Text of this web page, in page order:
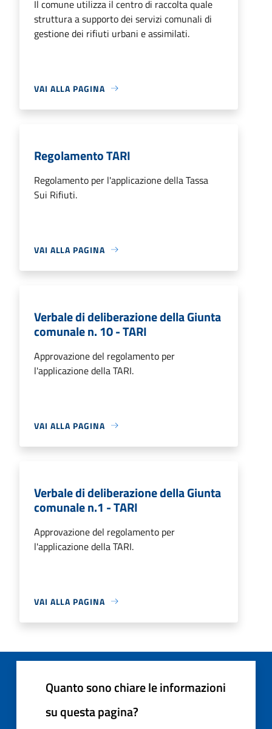
Il comune utilizza il centro di raccolta quale
struttura a supporto dei servizi comunali di
gestione dei rifiuti urbani e assimilati.
VAI ALLA PAGINA
Regolamento TARI
Regolamento per l'applicazione della Tassa
Sui Rifiuti.
VAI ALLA PAGINA
Verbale di deliberazione della Giunta
comunale n. 10 - TARI
Approvazione del regolamento per
l'applicazione della TARI.
VAI ALLA PAGINA
Verbale di deliberazione della Giunta
comunale n.1 - TARI
Approvazione del regolamento per
l'applicazione della TARI.
VAI ALLA PAGINA
Quanto sono chiare le informazioni
su questa pagina?